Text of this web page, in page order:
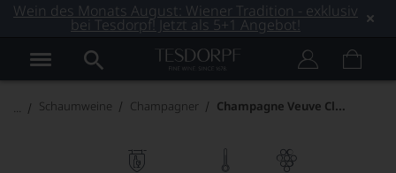
Wein des Monats August: Wiener Tradition - exklusiv
bei Tesdorpf! Jetzt als 5+1 Angebot!
Schaumweine Champagner Champagne Veuve Clicquot Vintage